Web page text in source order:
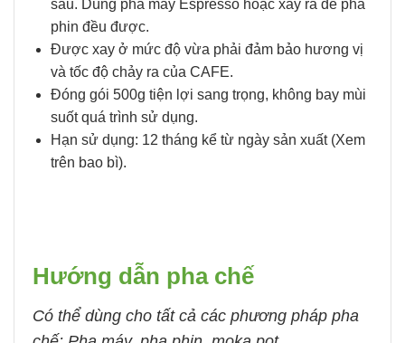
sâu. Dùng pha máy Espresso hoặc xay ra để pha
phin đều được.
Được xay ở mức độ vừa phải đảm bảo hương vị
và tốc độ chảy ra của CAFE.
Đóng gói 500g tiện lợi sang trọng, không bay mùi
suốt quá trình sử dụng.
Hạn sử dụng: 12 tháng kể từ ngày sản xuất (Xem
trên bao bì).
Hướng dẫn pha chế
Có thể dùng cho tất cả các phương pháp pha